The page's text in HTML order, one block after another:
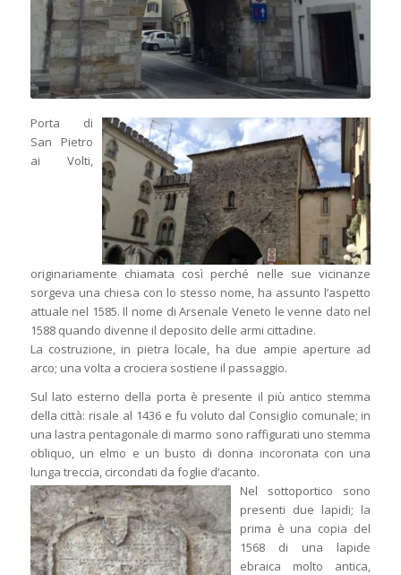
Porta di
San Pietro
ai Volti,
originariamente chiamata così perché nelle sue vicinanze
sorgeva una chiesa con lo stesso nome, ha assunto l’aspetto
attuale nel 1585. Il nome di Arsenale Veneto le venne dato nel
1588 quando divenne il deposito delle armi cittadine.
La costruzione, in pietra locale, ha due ampie aperture ad
arco; una volta a crociera sostiene il passaggio.
Sul lato esterno della porta è presente il più antico stemma
della città: risale al 1436 e fu voluto dal Consiglio comunale; in
una lastra pentagonale di marmo sono raffigurati uno stemma
obliquo, un elmo e un busto di donna incoronata con una
lunga treccia, circondati da foglie d’acanto.
Nel sottoportico sono
presenti due lapidi; la
prima è una copia del
1568 di una lapide
ebraica molto antica,